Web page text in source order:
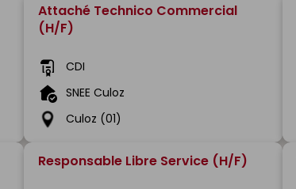
Attaché Technico Commercial
(H/F)
CDI
SNEE Culoz
Culoz (01)
Responsable Libre Service (H/F)